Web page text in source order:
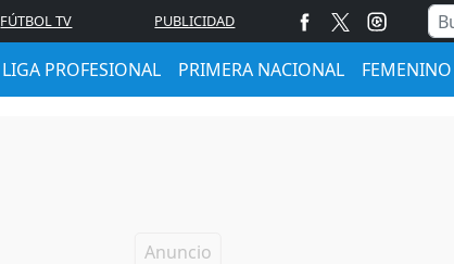
FÚTBOL TV PUBLICIDAD
LIGA PROFESIONAL PRIMERA NACIONAL FEMENINO